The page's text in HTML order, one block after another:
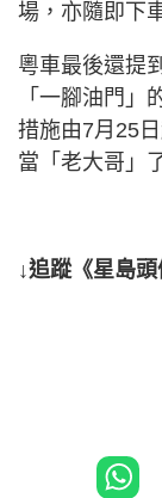
場，亦隨即下
粵車最後還提
「一腳油門」
措施由7月25
當「老大哥」
↓追蹤《星島